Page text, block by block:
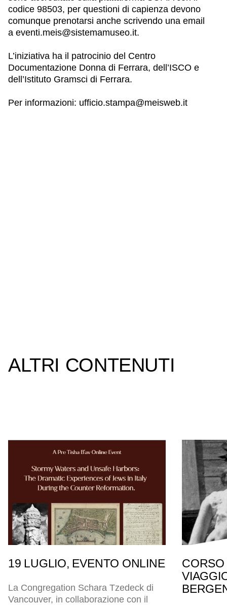
codice 98503, per questioni di capienza devono
comunque prenotarsi anche scrivendo una email
a eventi.meis@sistemamuseo.it.
L’iniziativa ha il patrocinio del Centro
Documentazione Donna di Ferrara, dell’ISCO e
dell’Istituto Gramsci di Ferrara.
Per informazioni: ufficio.stampa@meisweb.it
ALTRI CONTENUTI
19 LUGLIO, EVENTO ONLINE
La Congregation Schara Tzedeck di
Vancouver, in collaborazione con il